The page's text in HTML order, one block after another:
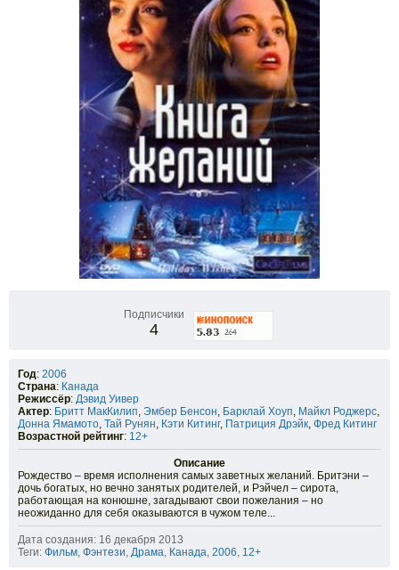
Подписчики
4
Год: 2006
Страна: Канада
Режиссёр: Дэвид Уивер
Актер: Бритт МакКилип, Эмбер Бенсон, Барклай Хоуп, Майкл Роджерс,
Донна Ямамото, Тай Рунян, Кэти Китинг, Патриция Дрэйк, Фред Китинг
Возрастной рейтинг: 12+
Описание
Рождество – время исполнения самых заветных желаний. Бритэни –
дочь богатых, но вечно занятых родителей, и Рэйчел – сирота,
работающая на конюшне, загадывают свои пожелания – но
неожиданно для себя оказываются в чужом теле...
Дата создания: 16 декабря 2013
Теги: Фильм, Фэнтези, Драма, Канада, 2006, 12+